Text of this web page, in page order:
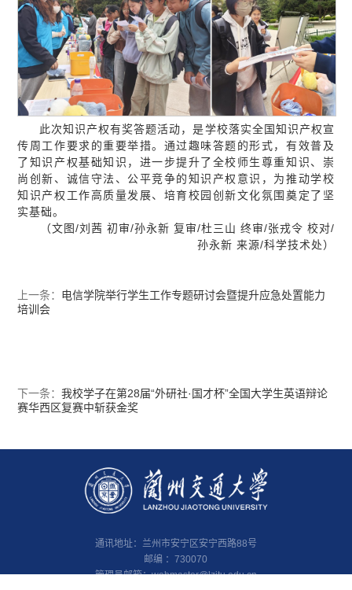
此次知识产权有奖答题活动，是学校落实全国知识产权宣
传周工作要求的重要举措。通过趣味答题的形式，有效普及
了知识产权基础知识，进一步提升了全校师生尊重知识、崇
尚创新、诚信守法、公平竞争的知识产权意识，为推动学校
知识产权工作高质量发展、培育校园创新文化氛围奠定了坚
实基础。
（文图/刘茜 初审/孙永新 复审/杜三山 终审/张戎令 校对/
孙永新 来源/科学技术处）
上一条： 电信学院举行学生工作专题研讨会暨提升应急处置能力
培训会
下一条：我校学子在第28届“外研社·国才杯”全国大学生英语辩论
赛华西区复赛中斩获金奖
通讯地址：兰州市安宁区安宁西路88号
邮编 ：730070
管理员邮箱：webmaster@lzjtu.edu.cn